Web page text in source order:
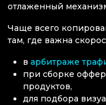
отлаженный
Чаще всего
там, где важна
варбитраже
при сборке
продуктов,
для подбора